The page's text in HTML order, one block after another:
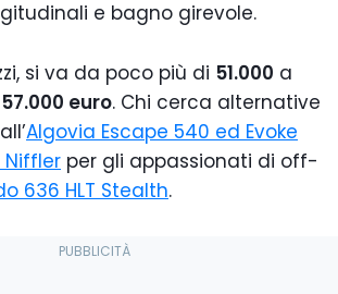
e bagno girevole.
si va da poco più di 51.000 a
57.000 euro. Chi cerca alternative
Algovia Escape 540 ed Evoke
per gli appassionati di off-
636 HLT Stealth.